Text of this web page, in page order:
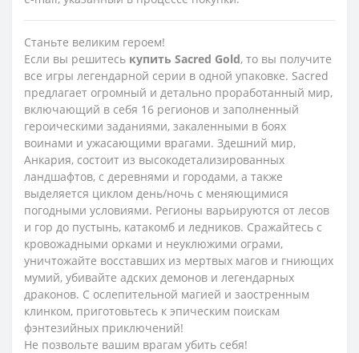
Станьте великим героем!
Если вы решитесь купить Sacred Gold, то вы получите
все игры легендарной серии в одной упаковке. Sacred
предлагает огромный и детально проработанный мир,
включающий в себя 16 регионов и заполненный
героическими заданиями, закаленными в боях
воинами и ужасающими врагами. Здешний мир,
Анкария, состоит из высокодетализированных
ландшафтов, с деревнями и городами, а также
выделяется циклом день/ночь с меняющимися
погодными условиями. Регионы варьируются от лесов
и гор до пустынь, катакомб и ледников. Сражайтесь с
кровожадными орками и неуклюжими ограми,
уничтожайте восставших из мертвых магов и гниющих
мумий, убивайте адских демонов и легендарных
драконов. С ослепительной магией и заостренным
клинком, приготовьтесь к эпическим поискам
фэнтезийных приключений!
Не позвольте вашим врагам убить себя!